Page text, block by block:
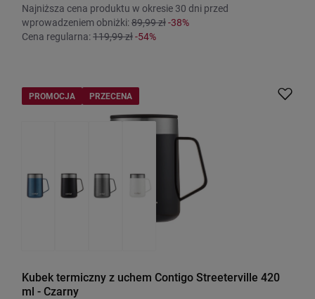
Najniższa cena produktu w okresie 30 dni przed
wprowadzeniem obniżki:89,99 zł-38%
Cena regularna:119,99 zł-54%
PROMOCJA PRZECENA
Kubek termiczny z uchem Contigo Streeterville 420
ml - Czarny